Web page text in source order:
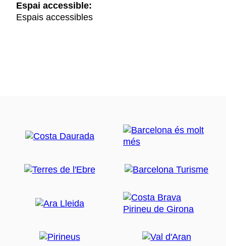
Espai accessible:
Espais accessibles